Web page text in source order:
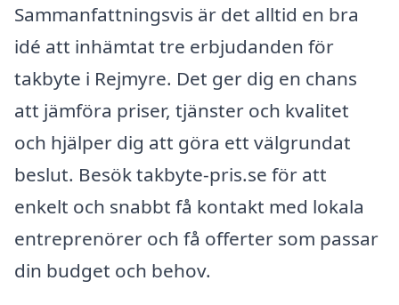
Sammanfattningsvis är det alltid en bra
idé att inhämtat tre erbjudanden för
takbyte i Rejmyre. Det ger dig en chans
att jämföra priser, tjänster och kvalitet
och hjälper dig att göra ett välgrundat
beslut. Besök takbyte-pris.se för att
enkelt och snabbt få kontakt med lokala
entreprenörer och få offerter som passar
din budget och behov.